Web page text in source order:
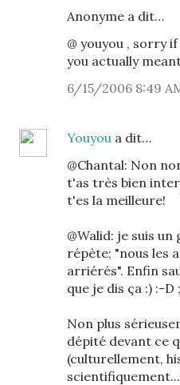
Anonyme a dit…
@ youyou , sorry
you actually
6/15/2006 8:49
Youyou a dit…
@Chantal: Non
t'as très bien
t'es la meilleure!
@Walid: je suis
répète; "nous les
arriérés". Enfin
que je dis ça :) :-D
Non plus
dépité devant ce
(culturellement,